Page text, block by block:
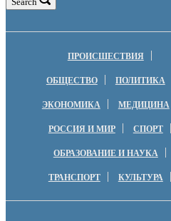
ПРОИСШЕСТВИЯ
ОБЩЕСТВО ПОЛИТИКА
ЭКОНОМИКА МЕДИЦИНА
РОССИЯ И МИР СПОРТ
ОБРАЗОВАНИЕ И НАУКА
ТРАНСПОРТ КУЛЬТУРА